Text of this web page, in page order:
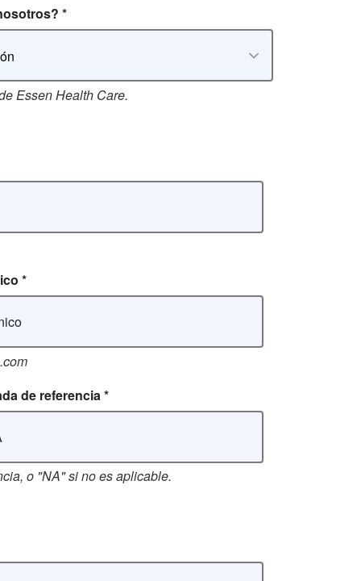
*
Essen Health Care.
*
de referencia *
o "NA" si no es aplicable.